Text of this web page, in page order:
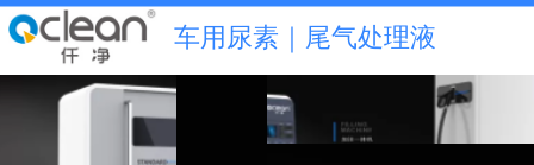
车用尿素｜尾气处理液